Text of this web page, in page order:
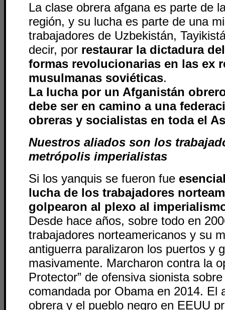
La clase obrera afgana es parte de
región, y su lucha es parte de una
trabajadores de Uzbekistán,
decir, por restaurar la dictadura
formas revolucionarias en las ex
musulmanas soviéticas.
La lucha por un Afganistán
debe ser en camino a una
obreras y socialistas en toda el
Nuestros aliados son los
metrópolis imperialistas
Si los yanquis se fueron fue
lucha de los trabajadores
golpearon al plexo al
Desde hace años, sobre todo en
trabajadores norteamericanos y su
antiguerra paralizaron los puertos y
masivamente. Marcharon contra la
Protector” de ofensiva sionista
comandada por Obama en 2014. El
obrera y el pueblo negro en EEUU